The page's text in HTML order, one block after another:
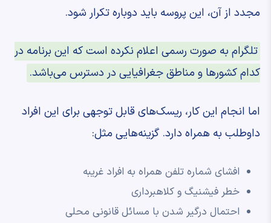
مجدد از آن، این پروسه باید دوباره تکرار شود.
تلگرام به صورت رسمی اعلام نکرده است که این برنامه در
کدام کشورها و مناطق جغرافیایی در دسترس می‌باشد.
اما انجام این کار، ریسک‌های قابل توجهی برای این افراد
داوطلب به همراه دارد. گزینه‌هایی مثل:
افشای شماره تلفن همراه به افراد غریبه
خطر فیشنیگ و کلاهبرداری
احتمال درگیر شدن با مسائل قانونی محلی